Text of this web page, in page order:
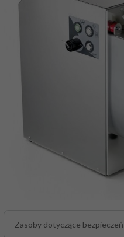
Zasoby dotyczące